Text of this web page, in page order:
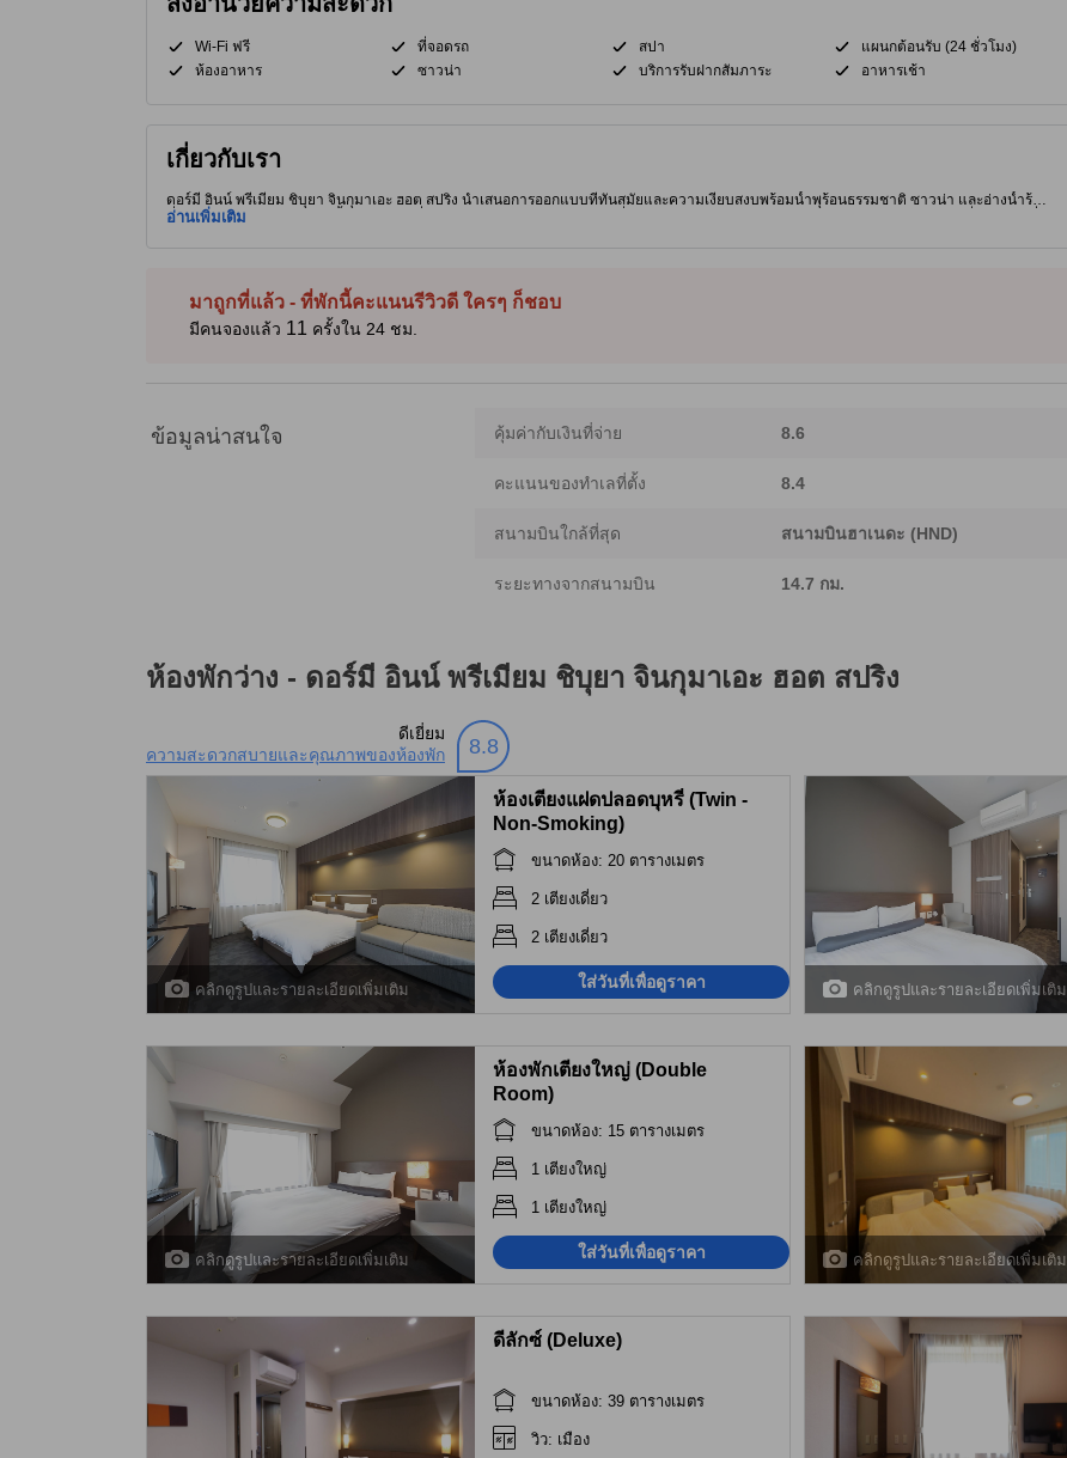
Wi-Fi ฟรี ที่จอดรถ สปา
แผนกต้อนรับ (24 ชั่วโมง)
ห้องอาหาร
ซาวน่า บริการรับฝากสัมภาระ อาหารเช้า
เกี่ยวกับเรา
ดอร์มี อินน์ พรีเมียม ชิบุยา จินกุมาเอะ ฮอต สปริง นำเสนอการออกแบบที่ทันสมัยและความเงียบสงบพร้อมน้ำพุร้อนธรรมชาติ ซาวน่า และอ่างน้ำร้อน
ที่มีการตกแต่งด้วยไม้สีเข้ม ตั้งอยู่ในทำเลที่เหมาะสำหรับนักเดินทางสองคนที่สำรวจชิบุย่าและฮาราจูกุในโตเกียว สัมผัสกับการพักผ่อนที่เงียบสงบที่ ด
อ่านเพิ่มเติม
มาถูกที่แล้ว - ที่พักนี้คะแนนรีวิวดี ใครๆ ก็ชอบ
มีคนจองแล้ว 11 ครั้งใน 24 ชม.
ข้อมูลน่าสนใจ คุ้มค่ากับเงินที่จ่าย 8.6
คะแนนของทำเลที่ตั้ง 8.4
สนามบินใกล้ที่สุด สนามบินฮาเนดะ (HND)
ระยะทางจากสนามบิน 14.7 กม.
ห้องพักว่าง - ดอร์มี อินน์ พรีเมียม ชิบุยา จินกุมาเอะ ฮอต สปริง
ดีเยี่ยม
ความสะดวกสบายและคุณภาพของห้องพัก
8.8
คลิกดูรูปและรายละเอียดเพิ่มเติม
ห้องเตียงแฝดปลอดบุหรี่ (Twin -
Non-Smoking)
ขนาดห้อง: 20 ตารางเมตร
2 เตียงเดี่ยว
2 เตียงเดี่ยว
ใส่วันที่เพื่อดูราคา คลิกดูรูปและรายละเอียดเพิ่มเติม
คลิกดูรูปและรายละเอียดเพิ่มเติม
ห้องพักเตียงใหญ่ (Double
Room)
ขนาดห้อง: 15 ตารางเมตร
1 เตียงใหญ่
1 เตียงใหญ่
ใส่วันที่เพื่อดูราคา คลิกดูรูปและรายละเอียดเพิ่มเติม
ดีลักซ์ (Deluxe)
ขนาดห้อง: 39 ตารางเมตร
วิว: เมือง